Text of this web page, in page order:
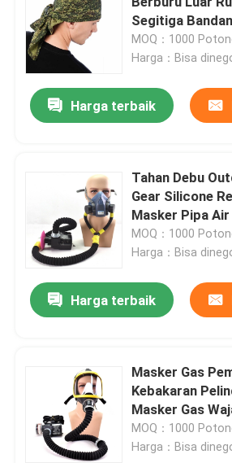
Tentang kami
Tur Pabrik
Kontrol kualitas
Hubungi kami
Permintaan Penawaran
Seragam Tempur Militer
Armor Balistik Militer
Kemeja Taktis Militer
Segitiga
Protection
MOQ：1000
Harga：Bisa
Harga terbaik
Tahan Debu
Gear Silicone
Masker Pipa
MOQ：1000
Harga：Bisa
Harga terbaik
Masker Gas
Kebakaran
Masker Gas
Fogging
MOQ：1000
Harga：Bisa